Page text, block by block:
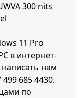
300 nits
11 Pro
в интернет-
нам
499 685 4430.
по